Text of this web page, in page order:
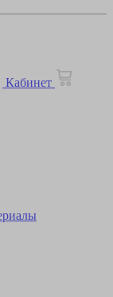
Кабинет